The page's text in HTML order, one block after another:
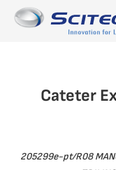
Cateter
205299e-pt/R08